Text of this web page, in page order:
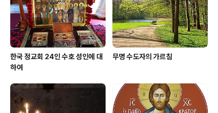
으로 들어가 가던 길을 가게 되었다. 성서에 “주께서 너를
두고 천사에게 명하여 너 ..
한국 정교회 24인 수호 성인에 대
하여
무명 수도자의 가르침